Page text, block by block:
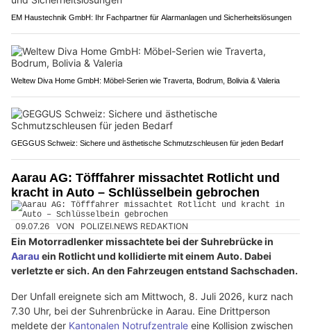
EM Haustechnik GmbH: Ihr Fachpartner für Alarmanlagen und Sicherheitslösungen
Weltew Diva Home GmbH: Möbel-Serien wie Traverta, Bodrum, Bolivia & Valeria
GEGGUS Schweiz: Sichere und ästhetische Schmutzschleusen für jeden Bedarf
Aarau AG: Töfffahrer missachtet Rotlicht und
kracht in Auto – Schlüsselbein gebrochen
09.07.26 VON POLIZEI.NEWS REDAKTION
Ein Motorradlenker missachtete bei der Suhrebrücke in
Aarau ein Rotlicht und kollidierte mit einem Auto. Dabei
verletzte er sich. An den Fahrzeugen entstand Sachschaden.
Der Unfall ereignete sich am Mittwoch, 8. Juli 2026, kurz nach
7.30 Uhr, bei der Suhrenbrücke in Aarau. Eine Drittperson
meldete der Kantonalen Notrufzentrale eine Kollision zwischen